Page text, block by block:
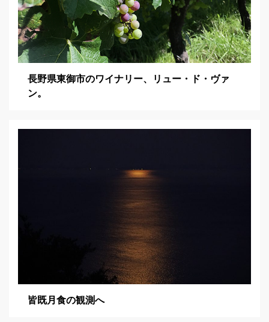
長野県東御市のワイナリー、リュー・ド・ヴァ
ン。
皆既月食の観測へ